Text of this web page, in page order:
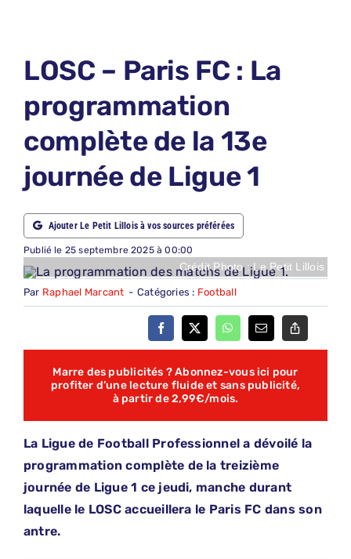
ABONNEMENTS
NOUS CONTACTER
NOUS SUIVRE
Rechercher:
LOSC – Paris FC : La
programmation
complète de la 13e
journée de Ligue 1
Ajouter Le Petit Lillois à vos sources préférées
Publié le 25 septembre 2025 à 00:00
Crédit Photo : Le Petit Lillois
Par Raphael Marcant - Catégories : Football
Marre des publicités ? Abonnez-vous ici pour
profiter d’une lecture fluide et sans publicité,
à partir de 2,99€/mois.
La Ligue de Football Professionnel a dévoilé la
programmation complète de la treizième
journée de Ligue 1 ce jeudi, manche durant
laquelle le LOSC accueillera le Paris FC dans son
antre.